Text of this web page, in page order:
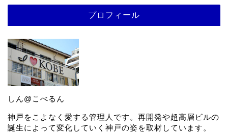
プロフィール
しん@こべるん
神戸をこよなく愛する管理人です。再開発や超高層ビルの
誕生によって変化していく神戸の姿を取材しています。